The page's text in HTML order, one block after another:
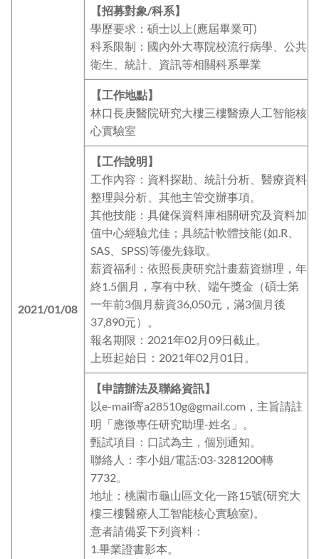
2021/01/08
【招募對象/科系】
學歷要求：碩士以上(應屆畢業可)
科系限制：國內外大專院校流行病學、公共
衛生、統計、資訊等相關科系畢業
【工作地點】
林口長庚醫院研究大樓三樓醫療人工智能核
心實驗室
【工作說明】
工作內容：資料探勘、統計分析、醫療資料
整理與分析、其他主管交辦事項。
其他技能：具健保資料庫相關研究及資料加
值中心經驗尤佳；具統計軟體技能 (如.R、
SAS、SPSS)等優先錄取。
薪資福利：依照長庚研究計畫薪資辦理，年
終1.5個月，享有中秋、端午獎金（碩士第
一年前3個月薪資36,050元，滿3個月後
37,890元）。
報名期限：2021年02月09日截止。
上班起始日：2021年02月01日。
【申請辦法及聯絡資訊】
以e-mail寄a28510g@gmail.com，主旨請註
明「應徵專任研究助理-姓名」。
甄試項目：口試為主，個別通知。
聯絡人：李小姐/電話:03-3281200轉
7732。
地址：桃園市龜山區文化一路15號(研究大
樓三樓醫療人工智能核心實驗室)。
意者請備妥下列資料：
1.畢業證書影本。